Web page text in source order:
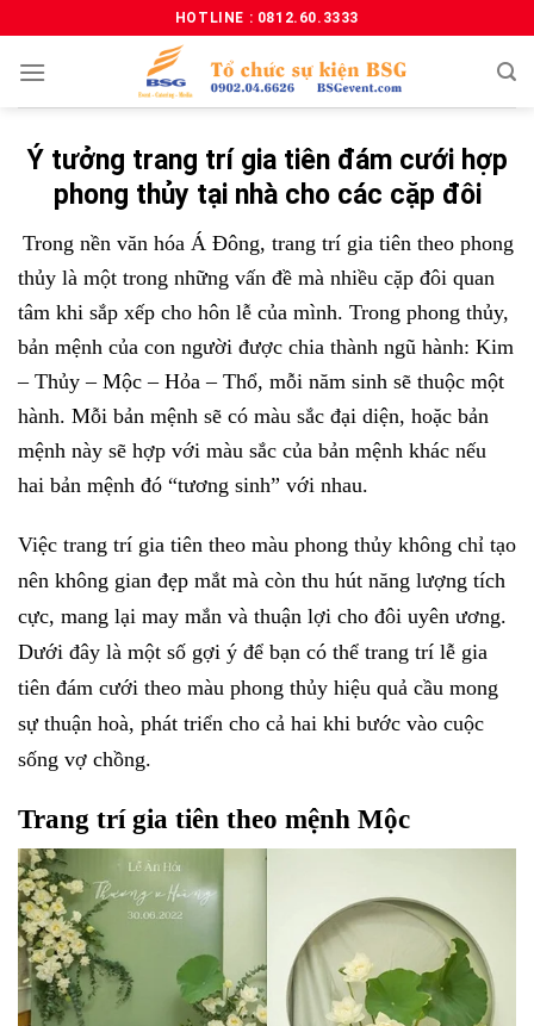
HOTLINE : 0812.60.3333
Ý tưởng trang trí gia tiên đám cưới hợp
phong thủy tại nhà cho các cặp đôi
Trong nền văn hóa Á Đông, trang trí gia tiên theo phong
thủy là một trong những vấn đề mà nhiều cặp đôi quan
tâm khi sắp xếp cho hôn lễ của mình. Trong phong thủy,
bản mệnh của con người được chia thành ngũ hành: Kim
– Thủy – Mộc – Hỏa – Thổ, mỗi năm sinh sẽ thuộc một
hành. Mỗi bản mệnh sẽ có màu sắc đại diện, hoặc bản
mệnh này sẽ hợp với màu sắc của bản mệnh khác nếu
hai bản mệnh đó “tương sinh” với nhau.
Việc trang trí gia tiên theo màu phong thủy không chỉ tạo
nên không gian đẹp mắt mà còn thu hút năng lượng tích
cực, mang lại may mắn và thuận lợi cho đôi uyên ương.
Dưới đây là một số gợi ý để bạn có thể trang trí lễ gia
tiên đám cưới theo màu phong thủy hiệu quả cầu mong
sự thuận hoà, phát triển cho cả hai khi bước vào cuộc
sống vợ chồng.
Trang trí gia tiên theo mệnh Mộc